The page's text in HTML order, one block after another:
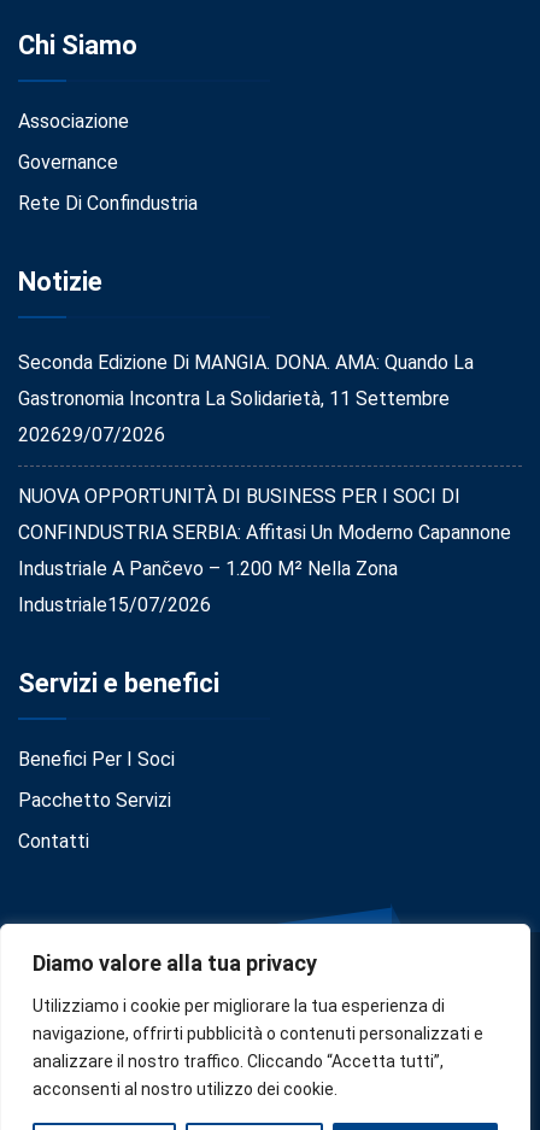
Diamo valore alla tua privacy
Utilizziamo i cookie per migliorare la tua esperienza di
navigazione, offrirti pubblicità o contenuti personalizzati e
analizzare il nostro traffico. Cliccando “Accetta tutti”,
acconsenti al nostro utilizzo dei cookie.
Chi Siamo
Associazione
Governance
Rete Di Confindustria
Notizie
Seconda Edizione Di MANGIA. DONA. AMA: Quando La
Gastronomia Incontra La Solidarietà, 11 Settembre
202629/07/2026
NUOVA OPPORTUNITÀ DI BUSINESS PER I SOCI DI
CONFINDUSTRIA SERBIA: Affitasi Un Moderno Capannone
Industriale A Pančevo – 1.200 M² Nella Zona
Industriale15/07/2026
Servizi e benefici
Benefici Per I Soci
Pacchetto Servizi
Contatti
Privacy•Cookie Policy•Disclaimer
Copyright © 2024Confindustria Serbia. Designed byZoe